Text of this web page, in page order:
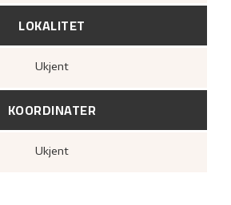
LOKALITET
Ukjent
KOORDINATER
Ukjent